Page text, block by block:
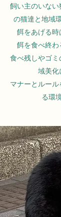
飼い主のいな
の猫達と地域
餌をあげる
餌を食べ終
食べ残しやゴ
域美化
マナーとルー
る環